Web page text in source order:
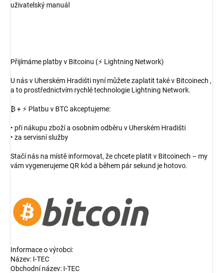
uživatelský manuál
Přijímáme platby v Bitcoinu (⚡ Lightning Network)
U nás v Uherském Hradišti nyní můžete zaplatit také v Bitcoinech ,
a to prostřednictvím rychlé technologie Lightning Network.
₿ + ⚡ Platbu v BTC akceptujeme:
• při nákupu zboží a osobním odběru v Uherském Hradišti
• za servisní služby
Stačí nás na místě informovat, že chcete platit v Bitcoinech – my
vám vygenerujeme QR kód a během pár sekund je hotovo.
Informace o výrobci:
Název: I-TEC
Obchodní název: I-TEC